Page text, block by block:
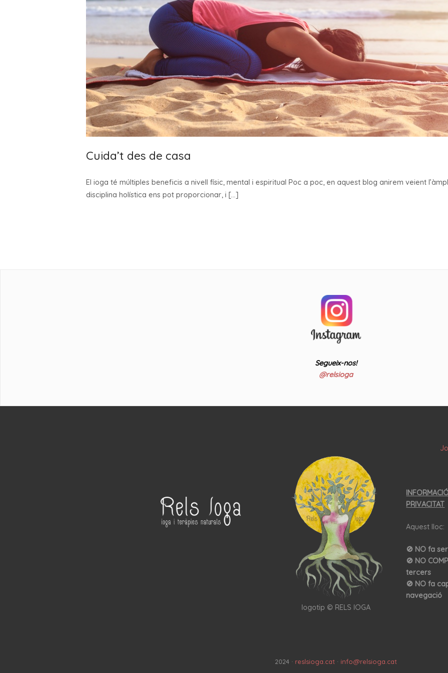
Cuida’t des de casa
El ioga té múltiples beneficis a nivell físic, mental i espiritual Poc a poc, en aquest blog anirem veient
disciplina holística ens pot proporcionar, i […]
Segueix-nos!
@relsioga
logotip © RELS IOGA
PRIVACITAT
Aquest lloc:
🚫 NO fa
🚫 NO
tercers
🚫 NO fa
navegació
2024 · reslsioga.cat · info@relsioga.cat